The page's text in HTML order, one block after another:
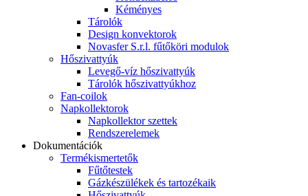
Kéményes
Tárolók
Design konvektorok
Novasfer S.r.l. fűtőköri modulok
Hőszivattyúk
Levegő-víz hőszivattyúk
Tárolók hőszivattyúkhoz
Fan-coilok
Napkollektorok
Napkollektor szettek
Rendszerelemek
Dokumentációk
Termékismertetők
Fűtőtestek
Gázkészülékek és tartozékaik